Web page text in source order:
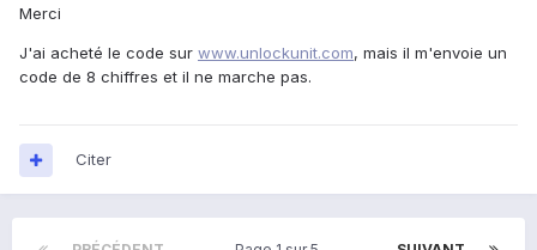
Merci
J'ai acheté le code sur www.unlockunit.com, mais il m'envoie un
code de 8 chiffres et il ne marche pas.
Citer